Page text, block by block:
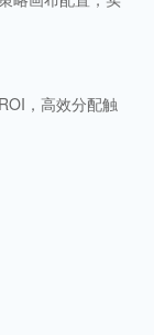
，高效分配触